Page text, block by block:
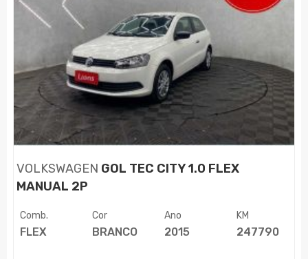
VOLKSWAGEN GOL TEC CITY 1.0 FLEX
MANUAL 2P
Comb.
FLEX
Cor
BRANCO
Ano
2015
KM
247790